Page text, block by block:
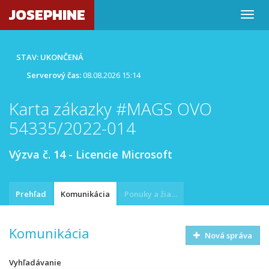
JOSEPHINE
STAV: UKONČENÁ
Serverový čas:08.08.2026 15:14
Karta zákazky #MAGS OVO
54335/2022-014
Výzva č. 14 - Licencie Microsoft
Prehľad Komunikácia Ponuky a žiadosti
Komunikácia Nová správa
Vyhľadávanie